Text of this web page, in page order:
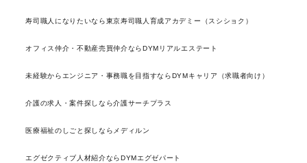
寿司職人になりたいなら東京寿司職人育成アカデミー（スシショク）
オフィス仲介・不動産売買仲介ならDYMリアルエステート
未経験からエンジニア・事務職を目指すならDYMキャリア（求職者向け）
介護の求人・案件探しなら介護サーチプラス
医療福祉のしごと探しならメディルン
エグゼクティブ人材紹介ならDYMエグゼパート